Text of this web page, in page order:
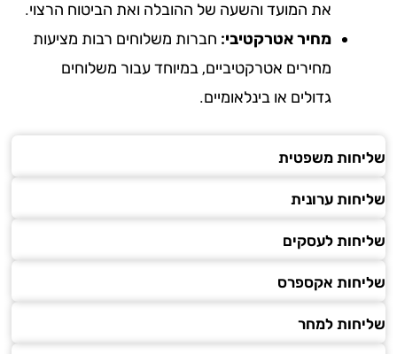
את המועד והשעה של ההובלה ואת הביטוח הרצוי.
מחיר אטרקטיבי:חברות משלוחים רבות מציעות
מחירים אטרקטיביים, במיוחד עבור משלוחים
גדולים או בינלאומיים.
משפטית
ערונית
לעסקים
אקספרס
למחר